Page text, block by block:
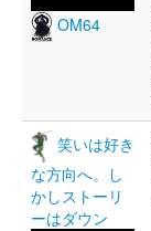
OM64
笑いは好き
な方向へ。し
かしストーリ
ーはダウン